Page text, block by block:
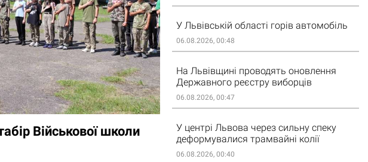
Військової школи
У Львівській області горів автомобіль
06.08.2026, 00:48
На Львівщині проводять оновлення
Державного реєстру виборців
06.08.2026, 00:47
У центрі Львова через сильну спеку
деформувалися трамвайні колії
06.08.2026, 00:40